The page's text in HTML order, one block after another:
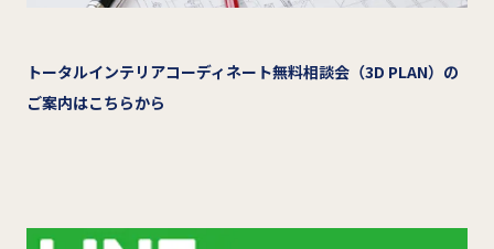
トータルインテリアコーディネート無料相談会（3D PLAN）の
ご案内はこちらから